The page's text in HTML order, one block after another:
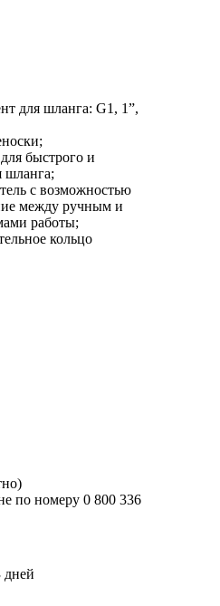
для шланга: G1, 1”,
быстрого и
шланга;
с возможностью
между ручным и
работы;
кольцо
по номеру 0 800 336
дней